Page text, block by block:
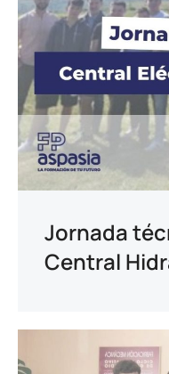
Jornada
Central